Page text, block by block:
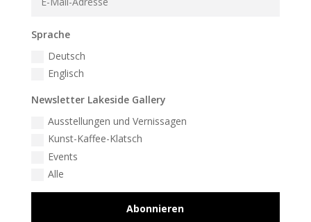
Sprache
Deutsch
Englisch
Newsletter Lakeside Gallery
Ausstellungen und Vernissagen
Kunst-Kaffee-Klatsch
Events
Alle
Abonnieren